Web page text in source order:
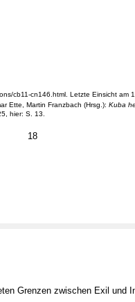
cb11-cn146.html. Letzte Einsicht am
Ette, Martin Franzbach (Hrsg.):Kuba
hier: S. 13.
18
Grenzen zwischen Exil und